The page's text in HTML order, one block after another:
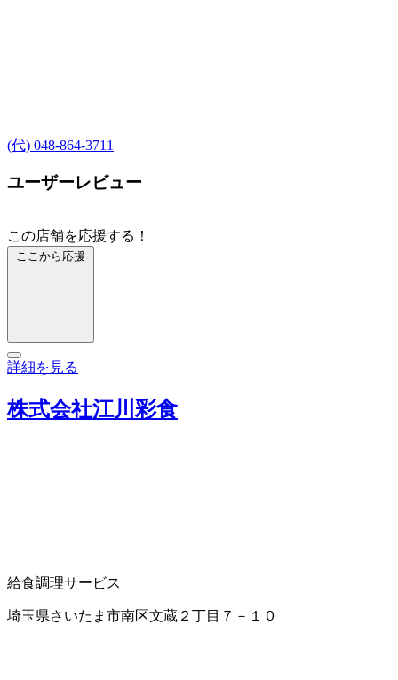
(代) 048-864-3711
ユーザーレビュー
この店舗を応援する！
ここから応援
詳細を見る
株式会社江川彩食
給食調理サービス
埼玉県さいたま市南区文蔵２丁目７－１０